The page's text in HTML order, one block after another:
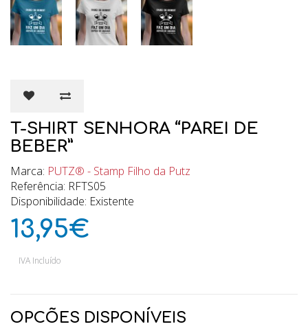
T-SHIRT SENHORA “PAREI DE
BEBER”
Marca: PUTZ® - Stamp Filho da Putz
Referência: RFTS05
Disponibilidade: Existente
13,95€
IVA Incluído
OPCÕES DISPONÍVEIS